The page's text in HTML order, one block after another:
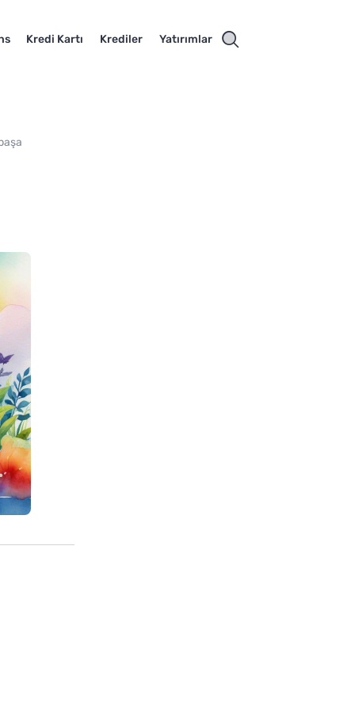
Kredi Kartı Krediler Yatırımlar